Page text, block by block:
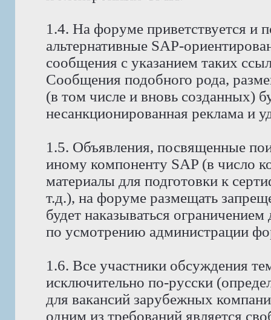
1.4. На форуме приветствуется и
альтернативные SAP-
сообщения с указанием таких
Сообщения подобного рода,
(в том числе и вновь созданных)
несанкционированная реклама и
1.5. Объявления, посвященные
иному компоненту SAP (в число
материалы для подготовки к
т.д.), на форуме размещать
будет наказываться
по усмотрению администрации
1.6. Все участники обсуждения
исключительно по-русски
для вакансий зарубежных
одним из требований является